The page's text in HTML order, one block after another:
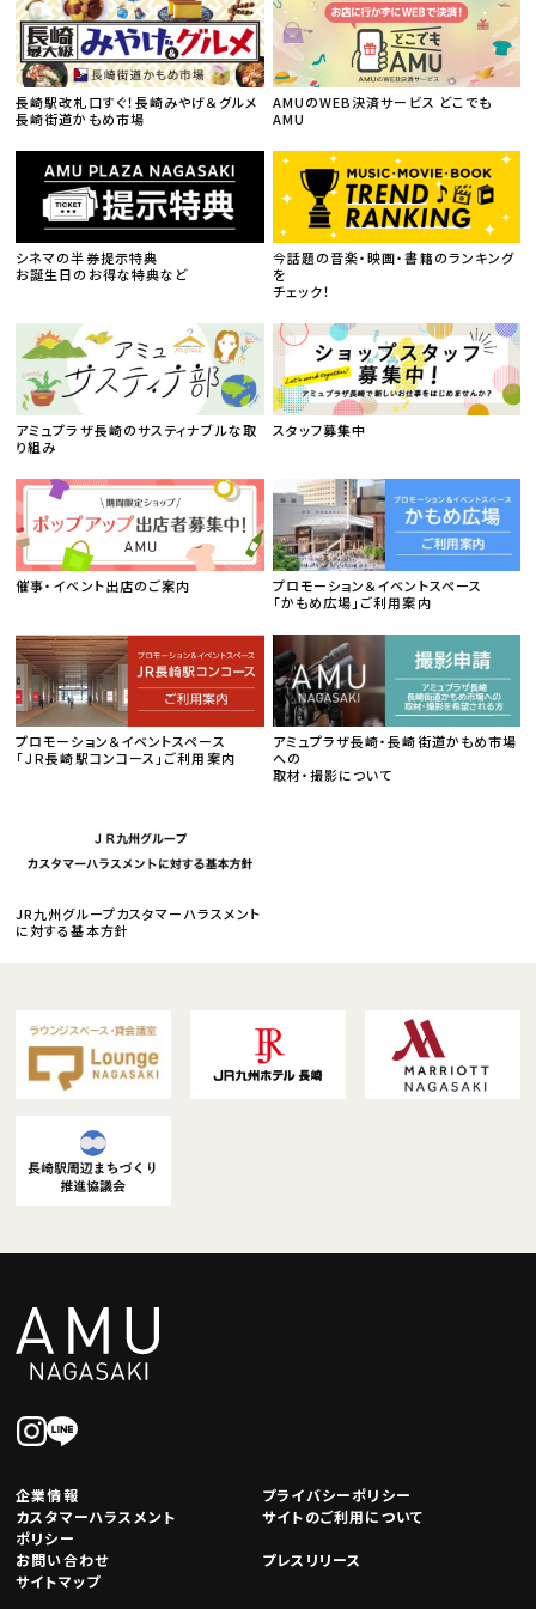
長崎駅改札口すぐ！長崎みやげ＆グルメ
長崎街道かもめ市場
AMUのWEB決済サービス どこでも
AMU
シネマの半券提示特典
お誕生日のお得な特典など
今話題の音楽・映画・書籍のランキング
を
チェック！
アミュプラザ長崎のサスティナブルな取
り組み
スタッフ募集中
催事・イベント出店のご案内
プロモーション＆イベントスペース
「かもめ広場」ご利用案内
プロモーション＆イベントスペース
「ＪＲ長崎駅コンコース」ご利用案内
アミュプラザ長崎・長崎街道かもめ市場
への
取材・撮影について
JR九州グループカスタマーハラスメント
に対する基本方針
企業情報
プライバシーポリシー
カスタマーハラスメント
ポリシー
サイトのご利用について
お問い合わせ
プレスリリース
サイトマップ